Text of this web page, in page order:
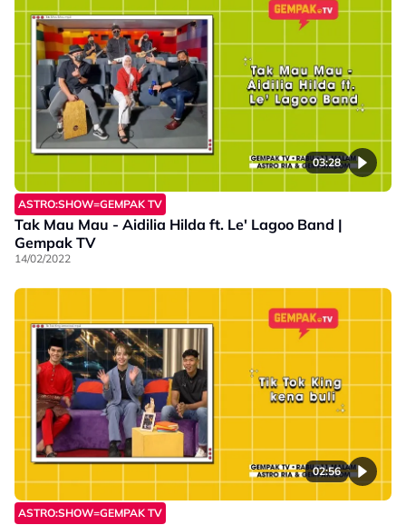
03:28
ASTRO:SHOW=GEMPAK TV
Tak Mau Mau - Aidilia Hilda ft. Le' Lagoo Band |
Gempak TV
14/02/2022
02:56
ASTRO:SHOW=GEMPAK TV